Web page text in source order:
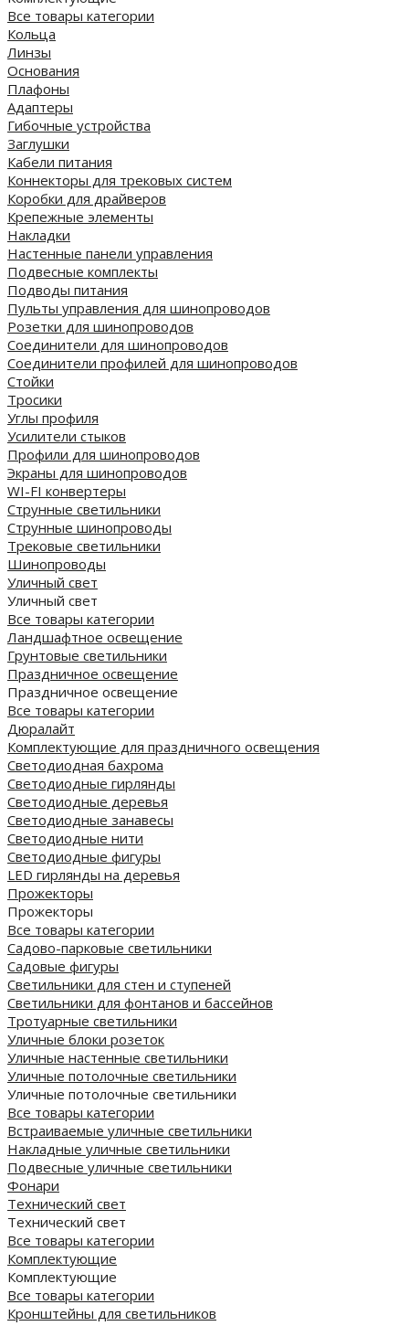
Все товары категории
Кольца
Линзы
Основания
Плафоны
Адаптеры
Гибочные устройства
Заглушки
Кабели питания
Коннекторы для трековых систем
Коробки для драйверов
Крепежные элементы
Накладки
Настенные панели управления
Подвесные комплекты
Подводы питания
Пульты управления для шинопроводов
Розетки для шинопроводов
Соединители для шинопроводов
Соединители профилей для шинопроводов
Стойки
Тросики
Углы профиля
Усилители стыков
Профили для шинопроводов
Экраны для шинопроводов
WI-FI конвертеры
Струнные светильники
Струнные шинопроводы
Трековые светильники
Шинопроводы
Уличный свет
Уличный свет
Все товары категории
Ландшафтное освещение
Грунтовые светильники
Праздничное освещение
Праздничное освещение
Все товары категории
Дюралайт
Комплектующие для праздничного освещения
Светодиодная бахрома
Светодиодные гирлянды
Светодиодные деревья
Светодиодные занавесы
Светодиодные нити
Светодиодные фигуры
LED гирлянды на деревья
Прожекторы
Прожекторы
Все товары категории
Садово-парковые светильники
Садовые фигуры
Светильники для стен и ступеней
Светильники для фонтанов и бассейнов
Тротуарные светильники
Уличные блоки розеток
Уличные настенные светильники
Уличные потолочные светильники
Уличные потолочные светильники
Все товары категории
Встраиваемые уличные светильники
Накладные уличные светильники
Подвесные уличные светильники
Фонари
Технический свет
Технический свет
Все товары категории
Комплектующие
Комплектующие
Все товары категории
Кронштейны для светильников